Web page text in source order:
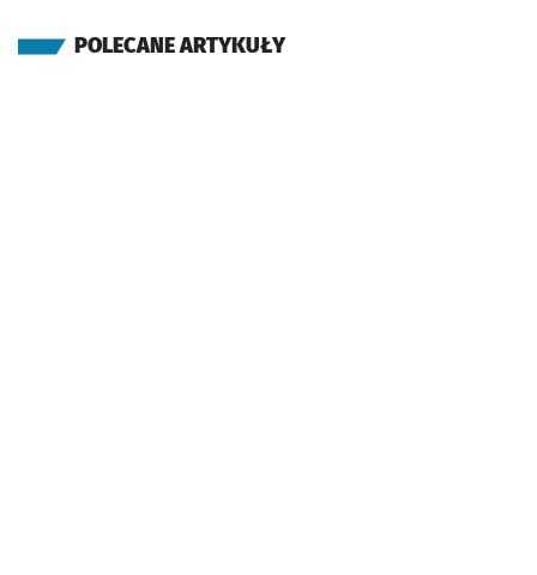
POLECANE ARTYKUŁY